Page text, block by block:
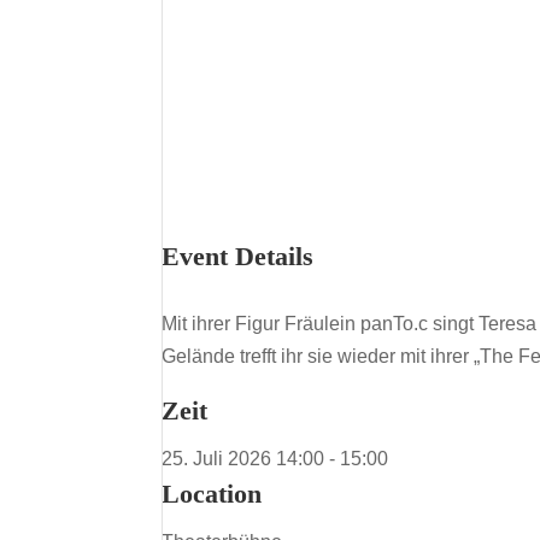
Event Details
Mit ihrer Figur Fräulein panTo.c singt
Gelände trefft ihr sie wieder mit ihrer „The
Zeit
25. Juli 2026 14:00 - 15:00
Location